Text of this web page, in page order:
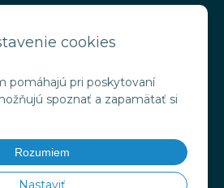
cookies
pomáhajú pri poskytovaní
spoznať a zapamätať si
Rozumiem
Nastaviť
O NÁKUPE
podmienky
Doprava a platba
osobných údajov